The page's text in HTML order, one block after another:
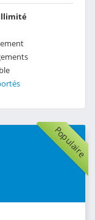
Populaire